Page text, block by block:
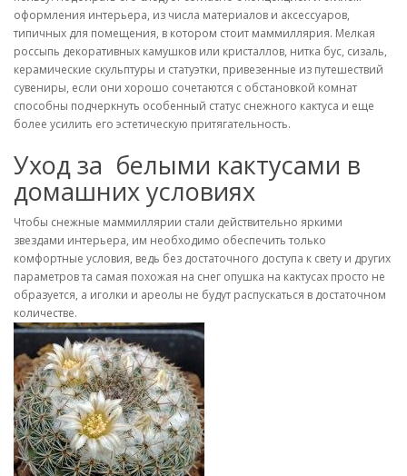
оформления интерьера, из числа материалов и аксессуаров,
типичных для помещения, в котором стоит маммиллярия. Мелкая
россыпь декоративных камушков или кристаллов, нитка бус, сизаль,
керамические скульптуры и статуэтки, привезенные из путешествий
сувениры, если они хорошо сочетаются с обстановкой комнат
способны подчеркнуть особенный статус снежного кактуса и еще
более усилить его эстетическую притягательность.
Уход за белыми кактусами в
домашних условиях
Чтобы снежные маммиллярии стали действительно яркими
звездами интерьера, им необходимо обеспечить только
комфортные условия, ведь без достаточного доступа к свету и других
параметров та самая похожая на снег опушка на кактусах просто не
образуется, а иголки и ареолы не будут распускаться в достаточном
количестве.